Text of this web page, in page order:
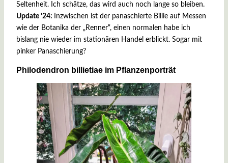
Seltenheit. Ich schätze, das wird auch noch lange so bleiben.
Update ’24:
Inzwischen ist der panaschierte Billie auf Messen
wie der Botanika der „Renner“, einen normalen habe ich
bislang nie wieder im stationären Handel erblickt. Sogar mit
pinker Panaschierung?
Philodendron billietiae im Pflanzenporträt